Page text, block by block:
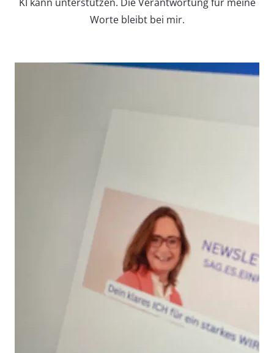
Worte bleibt bei mir.